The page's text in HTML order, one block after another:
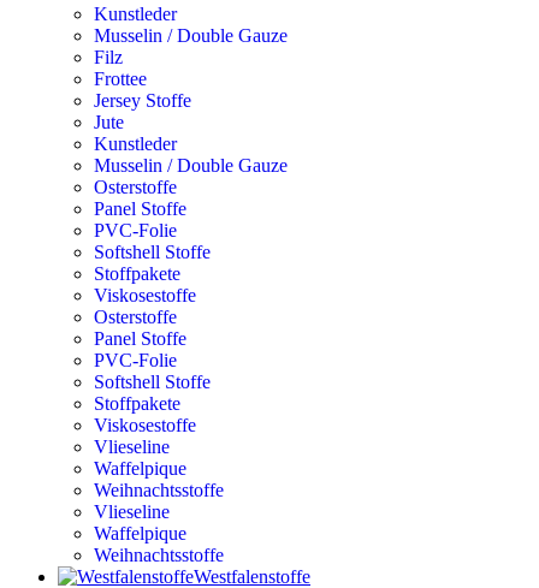
Kunstleder
Musselin / Double Gauze
Filz
Frottee
Jersey Stoffe
Jute
Kunstleder
Musselin / Double Gauze
Osterstoffe
Panel Stoffe
PVC-Folie
Softshell Stoffe
Stoffpakete
Viskosestoffe
Osterstoffe
Panel Stoffe
PVC-Folie
Softshell Stoffe
Stoffpakete
Viskosestoffe
Vlieseline
Waffelpique
Weihnachtsstoffe
Vlieseline
Waffelpique
Weihnachtsstoffe
Westfalenstoffe